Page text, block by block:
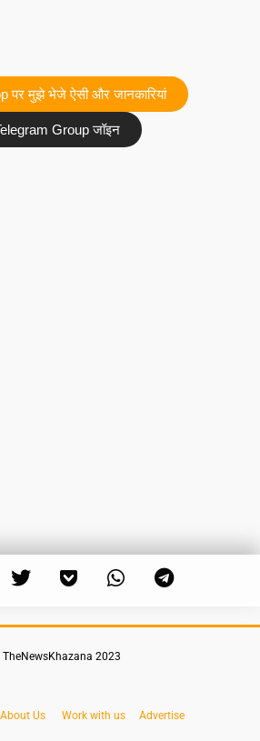
पर मुझे भेजे ऐसी और जानकारियां
Group जॉइन
2023
About Us Work with us Advertise